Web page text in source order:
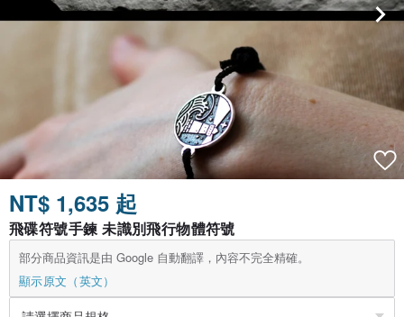
NT$ 1,635 起
飛碟符號手鍊 未識別飛行物體符號
部分商品資訊是由 Google 自動翻譯，內容不完全精確。
顯示原文（英文）